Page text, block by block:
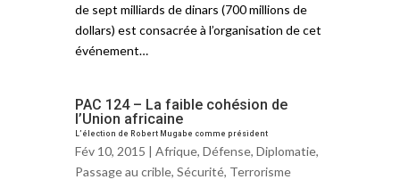
de sept milliards de dinars (700 millions de
dollars) est consacrée à l’organisation de cet
événement…
PAC 124 – La faible cohésion de
l’Union africaine
L’élection de Robert Mugabe comme président
Fév 10, 2015 | Afrique, Défense, Diplomatie,
Passage au crible, Sécurité, Terrorisme